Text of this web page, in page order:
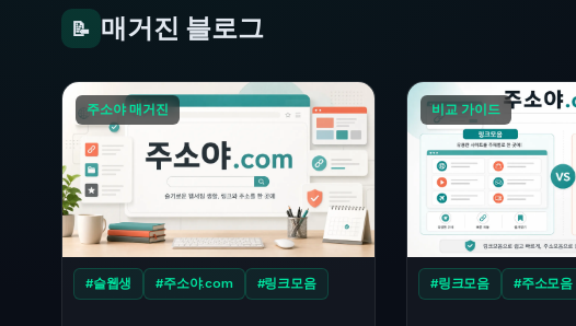
📝 매거진 블로그
주소야 매거진
#슬웹생 #주소야.com #링크모음
비교 가이드
#링크모음 #주소모음